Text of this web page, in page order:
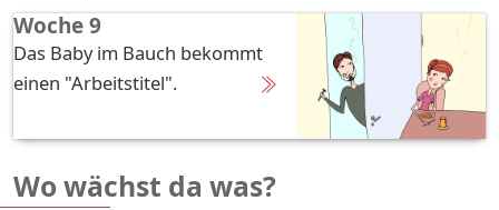
Woche 9
Das Baby im Bauch bekommt
einen "Arbeitstitel".
Wo wächst da was?